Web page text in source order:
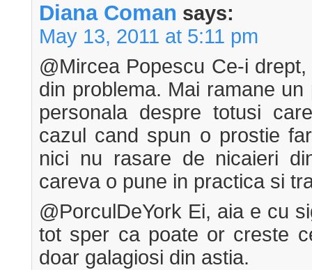
Diana Coman says:
May 13, 2011 at 5:11 pm
@Mircea Popescu Ce-i
din problema. Mai ramane
personala despre totusi
cazul cand spun o prostie
nici nu rasare de nicaieri
careva o pune in practica si
@PorculDeYork Ei, aia e cu
tot sper ca poate or creste
doar galagiosi din astia.